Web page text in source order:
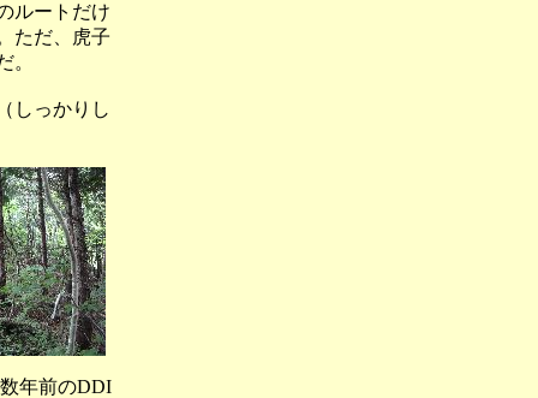
ルートだけ
ただ、虎子
。
かりし
前のDDI